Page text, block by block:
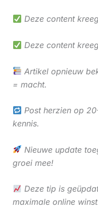
Deze content
Deze content
Artikel opnieuw
= macht.
Post herzien op
kennis.
Nieuwe update
groei mee!
Deze tip is
maximale online